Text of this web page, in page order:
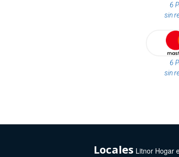
6
sin
6
sin
Locales Litnor Hogar